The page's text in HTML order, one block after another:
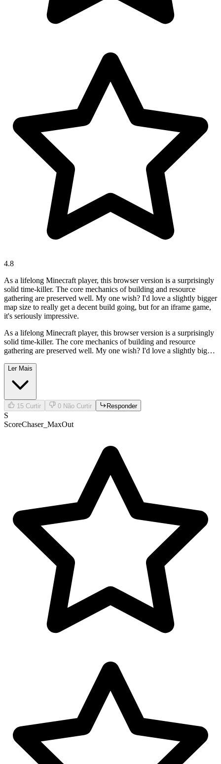
4.8
As a lifelong Minecraft player, this browser version is a surprisingly
solid time-killer. The core mechanics of building and resource
gathering are preserved well. My one wish? I'd love a slightly bigger
map size to really get a decent build going, but for an iframe game,
it's seriously impressive.
As a lifelong Minecraft player, this browser version is a surprisingly
solid time-killer. The core mechanics of building and resource
gathering are preserved well. My one wish? I'd love a slightly bigger
it's seriously impressive.
Ler Mais
15 Curtir 0 Não Curtir Responder
S
ScoreChaser_MaxOut